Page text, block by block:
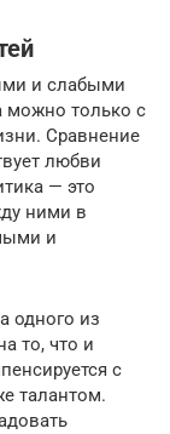
и слабыми
можно только с
Сравнение
любви
— это
ними в
и
одного из
то, что и
с
талантом.